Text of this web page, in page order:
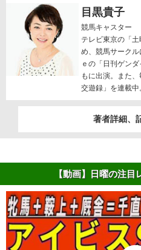
目黒貴子
競馬キャスター
テレビ東京の「
め、競馬サーク
ｅの「日刊ゲン
もに出演。また
交遊録 」を連載中
著者詳細、
【動画】日曜の注目